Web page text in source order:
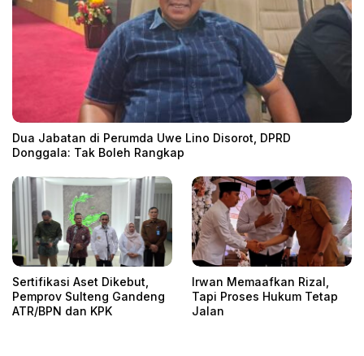
Dua Jabatan di Perumda Uwe Lino Disorot, DPRD
Donggala: Tak Boleh Rangkap
Sertifikasi Aset Dikebut,
Pemprov Sulteng Gandeng
ATR/BPN dan KPK
Irwan Memaafkan Rizal,
Tapi Proses Hukum Tetap
Jalan